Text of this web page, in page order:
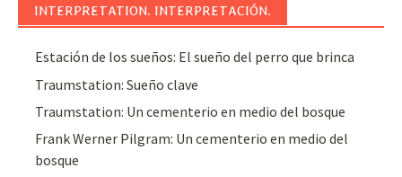
INTERPRETATION. INTERPRETACIÓN.
Estación de los sueños: El sueño del perro que brinca
Traumstation: Sueño clave
Traumstation: Un cementerio en medio del bosque
Frank Werner Pilgram: Un cementerio en medio del
bosque